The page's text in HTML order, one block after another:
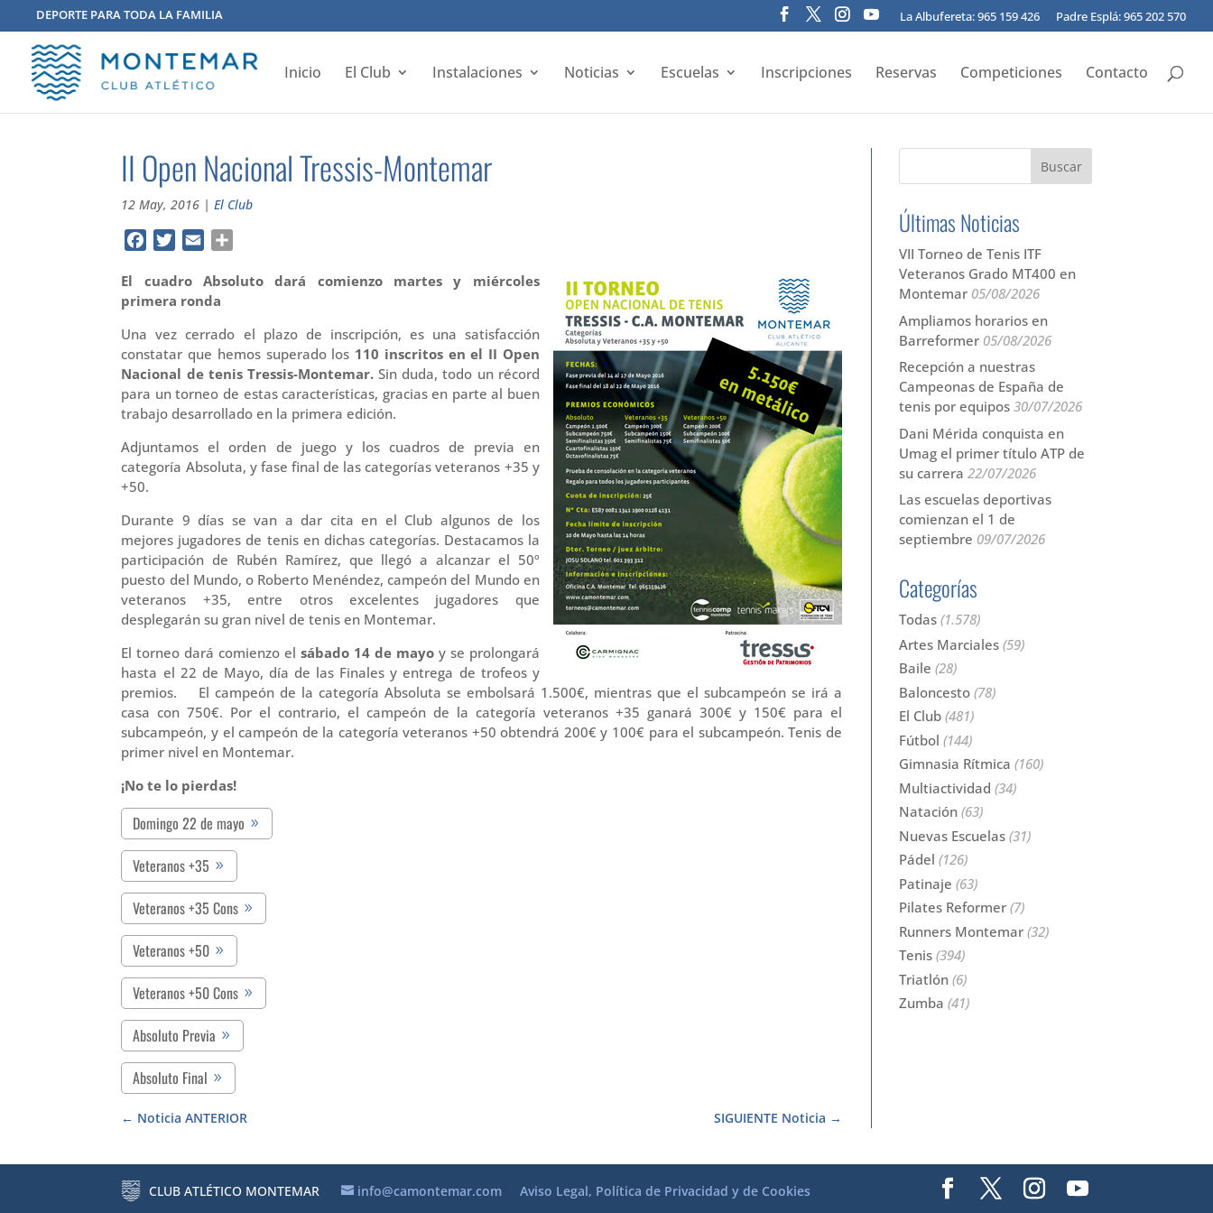
DEPORTE PARA TODA LA FAMILIA La Albufereta: 965 159 426 Padre Esplá: 965 202 570
Inicio El Club Instalaciones Noticias Escuelas Inscripciones Reservas Competiciones Contacto
II Open Nacional Tressis-Montemar
12 May, 2016 |El Club
FacebookTwitterEmail
El cuadro Absoluto dará comienzo martes y miércoles
primera ronda
Una vez cerrado el plazo de inscripción, es una satisfacción
constatar que hemos superado los 110 inscritos en el II Open
Nacional de tenis Tressis-Montemar.Sin duda, todo un récord
para un torneo de estas características, gracias en parte al buen
trabajo desarrollado en la primera edición.
Adjuntamos el orden de juego y los cuadros de previa en
categoría Absoluta, y fase final de las categorías veteranos +35 y
+50.
Durante 9 días se van a dar cita en el Club algunos de los
mejores jugadores de tenis en dichas categorías. Destacamos la
participación de Rubén Ramírez, que llegó a alcanzar el 50º
puesto del Mundo, o Roberto Menéndez, campeón del Mundo en
veteranos +35, entre otros excelentes jugadores que
desplegarán su gran nivel de tenis en Montemar.
El torneo dará comienzo elsábado 14 de mayoy se prolongará
hasta el 22 de Mayo, día de las Finales y entrega de trofeos y
premios. El campeón de la categoría Absoluta se embolsará 1.500€, mientras que el subcampeón se irá a
casa con 750€. Por el contrario, el campeón de la categoría veteranos +35 ganará 300€ y 150€ para el
subcampeón, y el campeón de la categoría veteranos +50 obtendrá 200€ y 100€ para el subcampeón. Tenis de
primer nivel en Montemar.
¡No te lo pierdas!
Domingo 22 de mayo
Veteranos +35
Veteranos +35 Cons
Veteranos +50
Veteranos +50 Cons
Absoluto Previa
Absoluto Final
SIGUIENTE Noticia
Noticia ANTERIOR
Últimas Noticias
VII Torneo de Tenis ITF
Veteranos Grado MT400 en
Montemar 05/08/2026
Ampliamos horarios en
Barreformer 05/08/2026
Recepción a nuestras
Campeonas de España de
tenis por equipos 30/07/2026
Dani Mérida conquista en
Umag el primer título ATP de
su carrera 22/07/2026
Las escuelas deportivas
comienzan el 1 de
septiembre 09/07/2026
Categorías
Todas(1.578)
Artes Marciales(59)
Baile (28)
Baloncesto(78)
El Club(481)
Fútbol (144)
Gimnasia Rítmica (160)
Multiactividad (34)
Natación(63)
Nuevas Escuelas(31)
Pádel (126)
Patinaje (63)
Pilates Reformer(7)
Runners Montemar(32)
Tenis(394)
Triatlón(6)
Zumba (41)
CLUB ATLÉTICO MONTEMAR info@camontemar.com Aviso Legal, Política de Privacidad y de Cookies